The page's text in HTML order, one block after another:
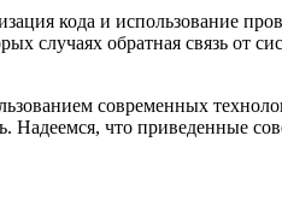
кода и использование
случаях обратная связь от
современных
Надеемся, что приведенные